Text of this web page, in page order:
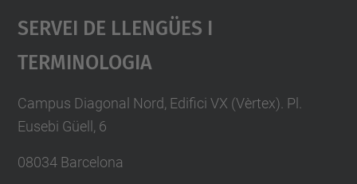
Servei De Llengües I
Terminologia
Campus Diagonal Nord, Edifici VX (Vèrtex). Pl.
Eusebi Güell, 6
08034 Barcelona